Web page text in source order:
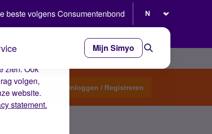
op de
zien. Ook
volgen,
website.
statement.
beste volgens Consumentenbond
Mijn Simyo
een topic Inloggen / Registreren